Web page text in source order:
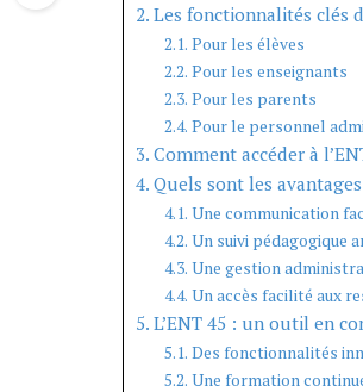
Les fonctionnalités clés
Pour les élèves
Pour les enseignants
Pour les parents
Pour le personnel
Comment accéder à
Quels sont les
Une communication
Un suivi pédagogique
Une gestion
Un accès facilité aux
L’ENT 45 : un outil en
Des fonctionnalités
Une formation